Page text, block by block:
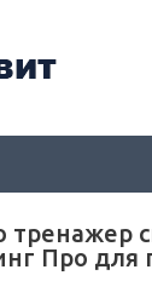
тренажер
Про для